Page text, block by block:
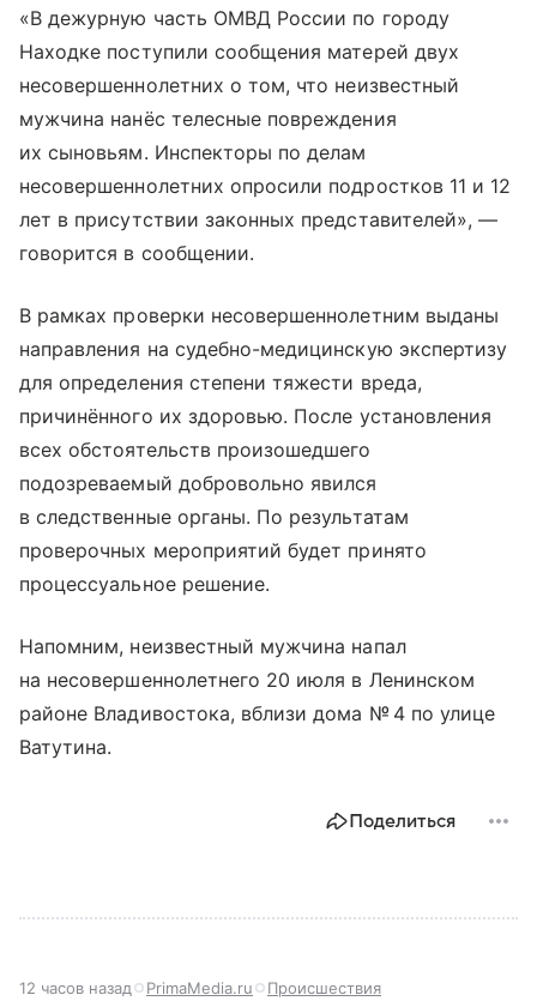
«В дежурную часть ОМВД России по городу
Находке поступили сообщения матерей двух
несовершеннолетних о том, что неизвестный
мужчина нанёс телесные повреждения
их сыновьям. Инспекторы по делам
несовершеннолетних опросили подростков 11 и 12
лет в присутствии законных представителей», —
говорится в сообщении.
В рамках проверки несовершеннолетним выданы
направления на судебно-медицинскую экспертизу
для определения степени тяжести вреда,
причинённого их здоровью. После установления
всех обстоятельств произошедшего
подозреваемый добровольно явился
в следственные органы. По результатам
проверочных мероприятий будет принято
процессуальное решение.
Напомним, неизвестный мужчина напал
на несовершеннолетнего 20 июля в Ленинском
районе Владивостока, вблизи дома № 4 по улице
Ватутина.
Поделиться
12 часов назад PrimaMedia.ru Происшествия